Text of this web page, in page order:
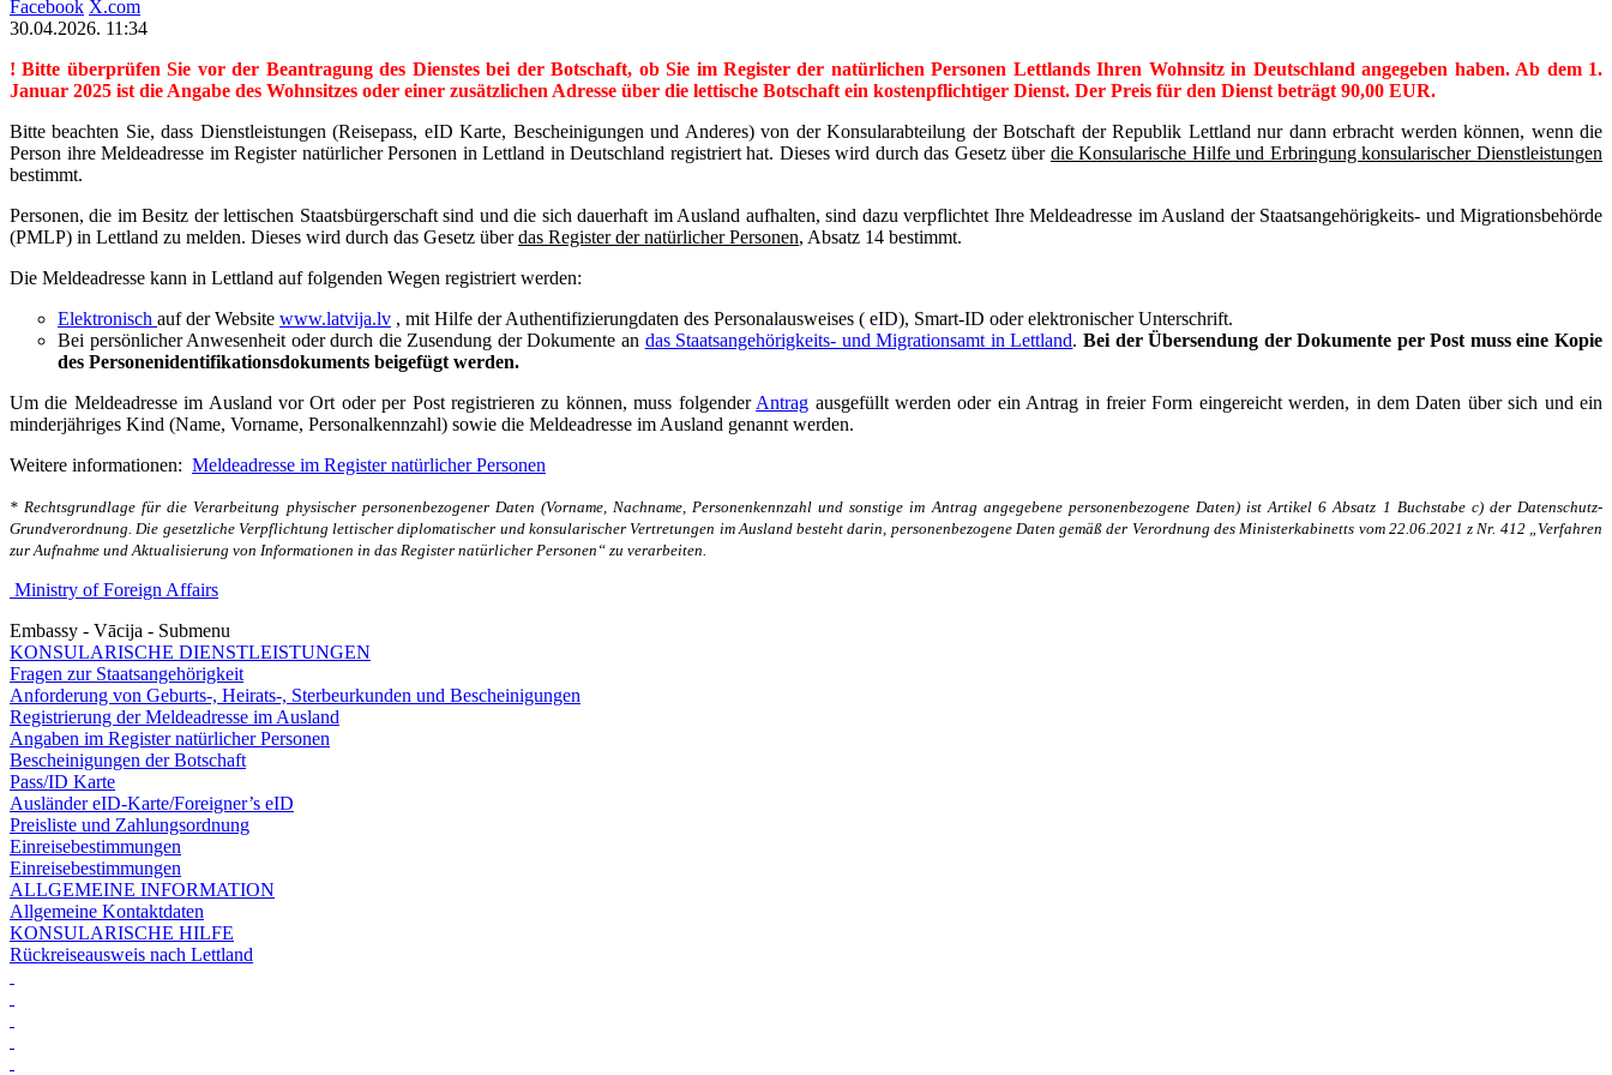
Facebook X.com
30.04.2026. 11:34
! Bitte überprüfen Sie vor der Beantragung des Dienstes bei der Botschaft, ob Sie im Register der natürlichen Personen Lettlands Ihren Wohnsitz in Deutschland angegeben haben. Ab dem 1.
Januar 2025 ist die Angabe des Wohnsitzes oder einer zusätzlichen Adresse über die lettische Botschaft ein kostenpflichtiger Dienst. Der Preis für den Dienst beträgt 90,00 EUR.
Bitte beachten Sie, dass Dienstleistungen (Reisepass, eID Karte, Bescheinigungen und Anderes) von der Konsularabteilung der Botschaft der Republik Lettland nur dann erbracht werden können, wenn die
Person ihre Meldeadresse im Register natürlicher Personen in Lettland in Deutschland registriert hat. Dieses wird durch das Gesetz über die Konsularische Hilfe und Erbringung konsularischer Dienstleistungen
bestimmt.
Personen, die im Besitz der lettischen Staatsbürgerschaft sind und die sich dauerhaft im Ausland aufhalten, sind dazu verpflichtet Ihre Meldeadresse im Ausland der Staatsangehörigkeits- und Migrationsbehörde
(PMLP) in Lettland zu melden. Dieses wird durch das Gesetz überdas Register der natürlicher Personen, Absatz 14 bestimmt.
Die Meldeadresse kann in Lettland auf folgenden Wegen registriert werden:
Elektronisch auf der Website www.latvija.lv , mit Hilfe der Authentifizierungdaten des Personalausweises ( eID), Smart-ID oder elektronischer Unterschrift.
Bei persönlicher Anwesenheit oder durch die Zusendung der Dokumente an das Staatsangehörigkeits- und Migrationsamt in Lettland. Bei der Übersendung der Dokumente per Post muss eine Kopie
des Personenidentifikationsdokuments beigefügt werden.
Um die Meldeadresse im Ausland vor Ort oder per Post registrieren zu können, muss folgender Antrag ausgefüllt werden oder ein Antrag in freier Form eingereicht werden, in dem Daten über sich und ein
minderjähriges Kind (Name, Vorname, Personalkennzahl) sowie die Meldeadresse im Ausland genannt werden.
Weitere informationen: Meldeadresse im Register natürlicher Personen
* Rechtsgrundlage für die Verarbeitung physischer personenbezogener Daten (Vorname, Nachname, Personenkennzahl und sonstige im Antrag angegebene personenbezogene Daten) ist Artikel 6 Absatz 1 Buchstabe c) der Datenschutz-
Grundverordnung. Die gesetzliche Verpflichtung lettischer diplomatischer und konsularischer Vertretungen im Ausland besteht darin, personenbezogene Daten gemäß der Verordnung des Ministerkabinetts vom 22.06.2021 z Nr. 412 „Verfahren
zur Aufnahme und Aktualisierung von Informationen in das Register natürlicher Personen“ zu verarbeiten.
Ministry of Foreign Affairs
Embassy - Vācija - Submenu
KONSULARISCHE DIENSTLEISTUNGEN
Fragen zur Staatsangehörigkeit
Anforderung von Geburts-, Heirats-, Sterbeurkunden und Bescheinigungen
Registrierung der Meldeadresse im Ausland
Angaben im Register natürlicher Personen
Bescheinigungen der Botschaft
Pass/ID Karte
Ausländer eID-Karte/Foreigner’s eID
Preisliste und Zahlungsordnung
Einreisebestimmungen
Einreisebestimmungen
ALLGEMEINE INFORMATION
Allgemeine Kontaktdaten
KONSULARISCHE HILFE
Rückreiseausweis nach Lettland